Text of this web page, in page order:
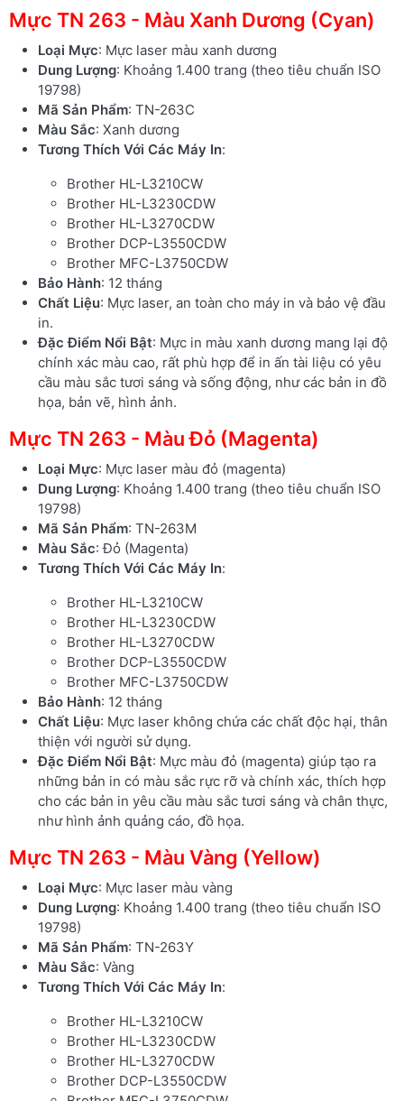
Mực TN 263 - Màu Xanh Dương (Cyan)
Loại Mực: Mực laser màu xanh dương
Dung Lượng: Khoảng 1.400 trang (theo tiêu chuẩn ISO
19798)
Mã Sản Phẩm: TN-263C
Màu Sắc: Xanh dương
Tương Thích Với Các Máy In:
Brother HL-L3210CW
Brother HL-L3230CDW
Brother HL-L3270CDW
Brother DCP-L3550CDW
Brother MFC-L3750CDW
Bảo Hành: 12 tháng
Chất Liệu: Mực laser, an toàn cho máy in và bảo vệ đầu
in.
Đặc Điểm Nổi Bật: Mực in màu xanh dương mang lại độ
chính xác màu cao, rất phù hợp để in ấn tài liệu có yêu
cầu màu sắc tươi sáng và sống động, như các bản in đồ
họa, bản vẽ, hình ảnh.
Mực TN 263 - Màu Đỏ (Magenta)
Loại Mực: Mực laser màu đỏ (magenta)
Dung Lượng: Khoảng 1.400 trang (theo tiêu chuẩn ISO
19798)
Mã Sản Phẩm: TN-263M
Màu Sắc: Đỏ (Magenta)
Tương Thích Với Các Máy In:
Brother HL-L3210CW
Brother HL-L3230CDW
Brother HL-L3270CDW
Brother DCP-L3550CDW
Brother MFC-L3750CDW
Bảo Hành: 12 tháng
Chất Liệu: Mực laser không chứa các chất độc hại, thân
thiện với người sử dụng.
Đặc Điểm Nổi Bật: Mực màu đỏ (magenta) giúp tạo ra
những bản in có màu sắc rực rỡ và chính xác, thích hợp
cho các bản in yêu cầu màu sắc tươi sáng và chân thực,
như hình ảnh quảng cáo, đồ họa.
Mực TN 263 - Màu Vàng (Yellow)
Loại Mực: Mực laser màu vàng
Dung Lượng: Khoảng 1.400 trang (theo tiêu chuẩn ISO
19798)
Mã Sản Phẩm: TN-263Y
Màu Sắc: Vàng
Tương Thích Với Các Máy In:
Brother HL-L3210CW
Brother HL-L3230CDW
Brother HL-L3270CDW
Brother DCP-L3550CDW